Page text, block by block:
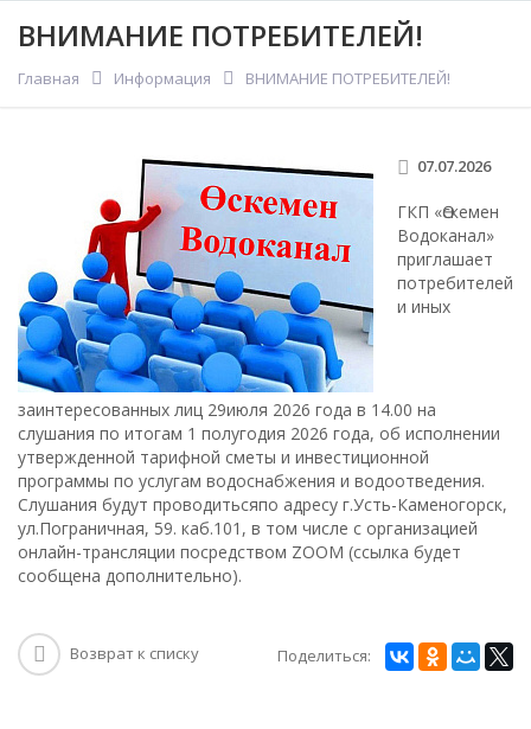
ВНИМАНИЕ ПОТРЕБИТЕЛЕЙ!
Главная Информация ВНИМАНИЕ ПОТРЕБИТЕЛЕЙ!
07.07.2026
ГКП «Өскемен
Водоканал»
приглашает
потребителей
и иных
заинтересованных лиц 29июля 2026 года в 14.00 на
слушания по итогам 1 полугодия 2026 года, об исполнении
утвержденной тарифной сметы и инвестиционной
программы по услугам водоснабжения и водоотведения.
Слушания будут проводитьсяпо адресу г.Усть-Каменогорск,
ул.Пограничная, 59. каб.101, в том числе с организацией
онлайн-трансляции посредством ZOOM (ссылка будет
сообщена дополнительно).
Возврат к списку Поделиться: